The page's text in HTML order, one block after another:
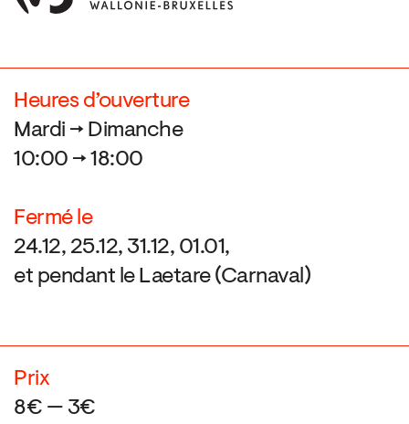
Heures d’ouverture
Mardi → Dimanche
10:00 → 18:00
Fermé le
24.12, 25.12, 31.12, 01.01,
et pendant le Laetare (Carnaval)
Prix
8€ — 3€